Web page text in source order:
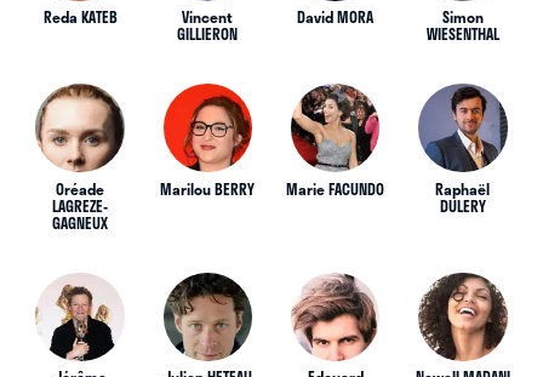
Reda KATEB Vincent
GILLIERON
David MORA Simon
WIESENTHAL
Oréade
LAGREZE-
GAGNEUX
Marilou BERRY Marie FACUNDO Raphaël
DULERY